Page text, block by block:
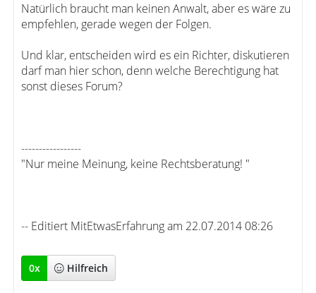
Natürlich braucht man keinen Anwalt, aber es wäre zu
empfehlen, gerade wegen der Folgen.
Und klar, entscheiden wird es ein Richter, diskutieren
darf man hier schon, denn welche Berechtigung hat
sonst dieses Forum?
-----------------
"Nur meine Meinung, keine Rechtsberatung! "
-- Editiert MitEtwasErfahrung am 22.07.2014 08:26
0x Hilfreich